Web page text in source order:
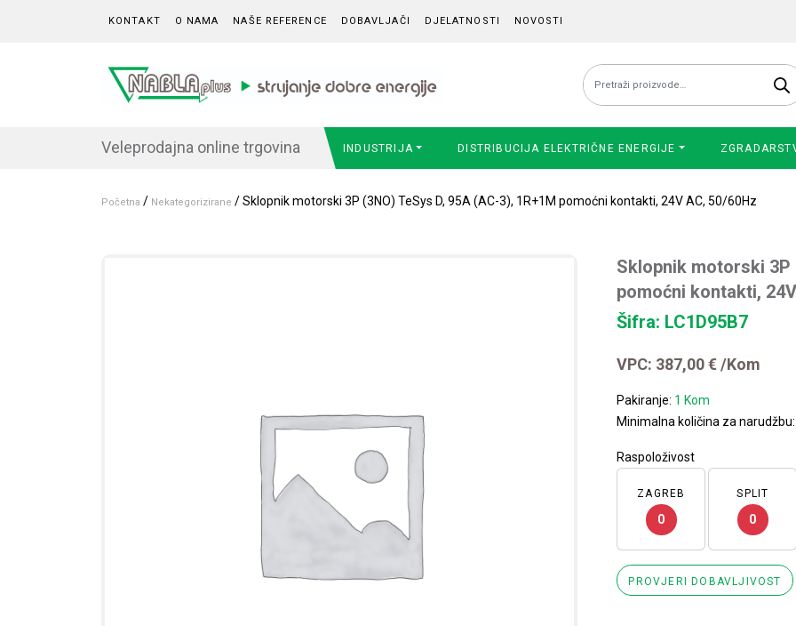
KONTAKT O NAMA NAŠE REFERENCE DOBAVLJAČI DJELATNOSTI NOVOSTI
Pretraži:
Veleprodajna online trgovina INDUSTRIJA DISTRIBUCIJA ELEKTRIČNE ENERGIJE
Početna / Nekategorizirane / Sklopnik motorski 3P (3NO) TeSys D, 95A (AC-3), 1R+1M pomoćni kontakti, 24V AC, 50/60Hz
Sklopnik motorski 3P
pomoćni kontakti,
Šifra: LC1D95B7
VPC: 387,00€ /Kom
Pakiranje: 1 Kom
Minimalna količina za narudžbu:
Raspoloživost
ZAGREB
0
SPLIT
0
PROVJERI DOBAVLJIVOST